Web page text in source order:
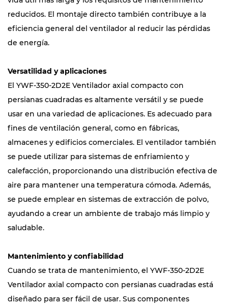
reducidos. El montaje directo también contribuye a la
eficiencia general del ventilador al reducir las pérdidas
de energía.
Versatilidad y aplicaciones
El YWF-350-2D2E Ventilador axial compacto con
persianas cuadradas es altamente versátil y se puede
usar en una variedad de aplicaciones. Es adecuado para
fines de ventilación general, como en fábricas,
almacenes y edificios comerciales. El ventilador también
se puede utilizar para sistemas de enfriamiento y
calefacción, proporcionando una distribución efectiva de
aire para mantener una temperatura cómoda. Además,
se puede emplear en sistemas de extracción de polvo,
ayudando a crear un ambiente de trabajo más limpio y
saludable.
Mantenimiento y confiabilidad
Cuando se trata de mantenimiento, el YWF-350-2D2E
Ventilador axial compacto con persianas cuadradas está
diseñado para ser fácil de usar. Sus componentes